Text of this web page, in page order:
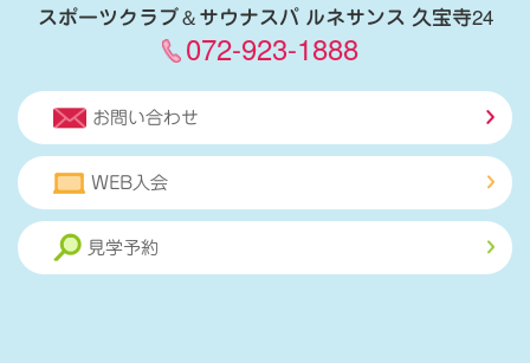
スポーツクラブ＆サウナスパ ルネサンス 久宝寺24
072-923-1888
お問い合わせ
WEB入会
見学予約